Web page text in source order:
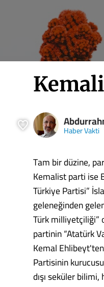
Haber Vakti
Tam bir düzine,
Kemalist parti ise
Türkiye Partisi”
geleneğinden
Türk milliyetçiliği”
partinin “Atatürk
Kemal
Partisinin
dışı seküler